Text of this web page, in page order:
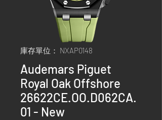
庫存單位： NXAP0148
Audemars Piguet
Royal Oak Offshore
26622CE.OO.D062CA.
01 - New